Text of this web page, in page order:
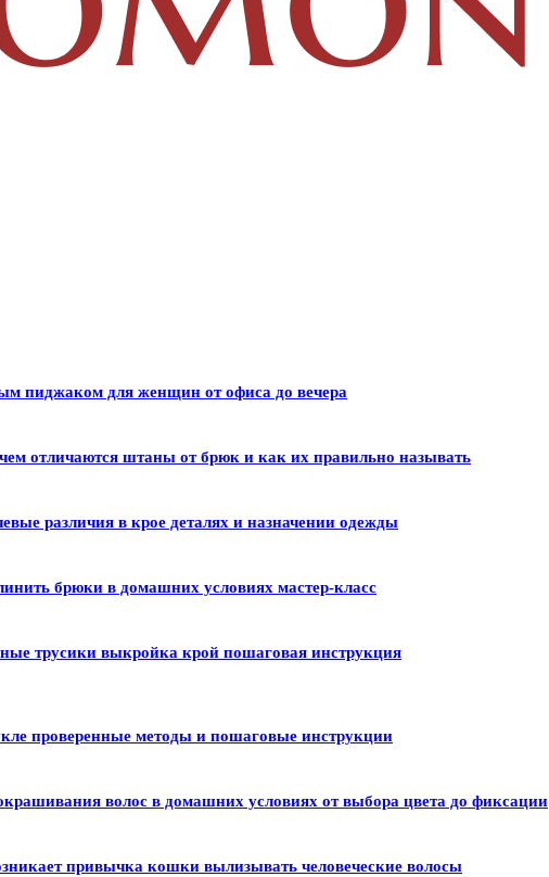
пиджаком для женщин от офиса до вечера
отличаются штаны от брюк и как их правильно называть
различия в крое деталях и назначении одежды
брюки в домашних условиях мастер-класс
трусики выкройка крой пошаговая инструкция
проверенные методы и пошаговые инструкции
волос в домашних условиях от выбора цвета до фиксации
привычка кошки вылизывать человеческие волосы